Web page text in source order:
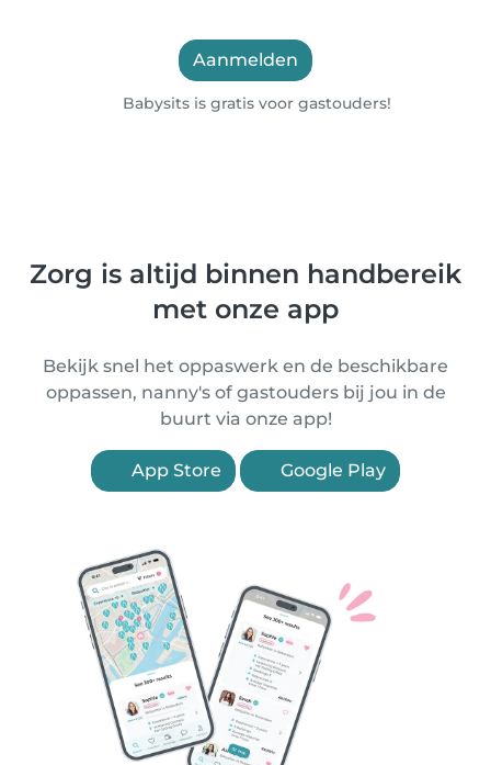
Aanmelden
Babysits is gratis voor gastouders!
Zorg is altijd binnen handbereik
met onze app
Bekijk snel het oppaswerk en de beschikbare
oppassen, nanny's of gastouders bij jou in de
buurt via onze app!
App Store Google Play